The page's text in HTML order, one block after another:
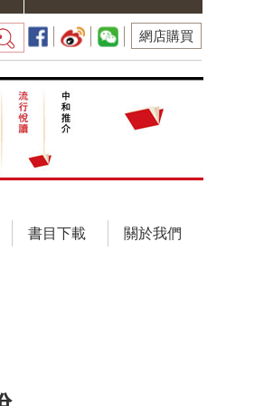
網店購買
書目下載 關於我們